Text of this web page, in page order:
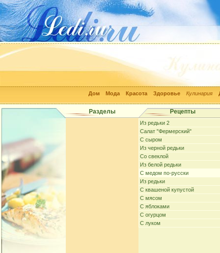
Дом Мода Красота Здоровье Кулинария
Разделы Рецепты
Из редьки 2
Салат "Фермерский"
С сыром
Из черной редьки
Cо свеклой
Из белой редьки
С медом по-русски
Из редьки
С квашеной купустой
С мясом
С яблоками
С огурцом
С луком